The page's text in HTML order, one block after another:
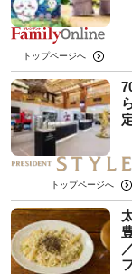
トップページへ
トップページへ